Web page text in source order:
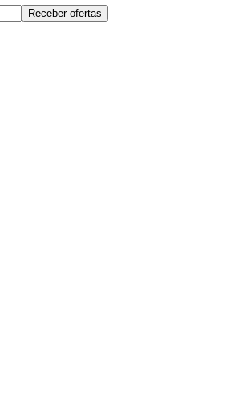
Receber ofertas